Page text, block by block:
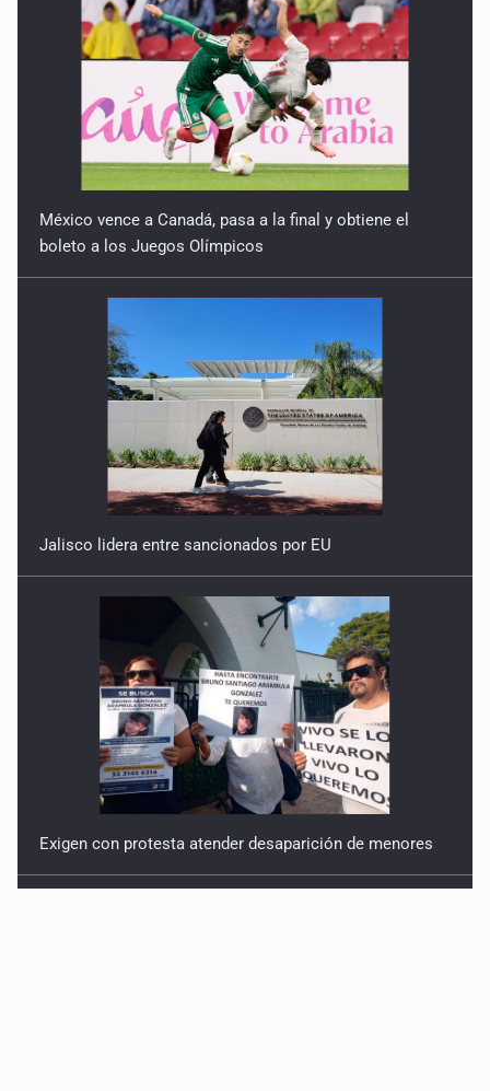
México vence a Canadá, pasa a la final y obtiene el
boleto a los Juegos Olímpicos
Jalisco lidera entre sancionados por EU
Exigen con protesta atender desaparición de menores